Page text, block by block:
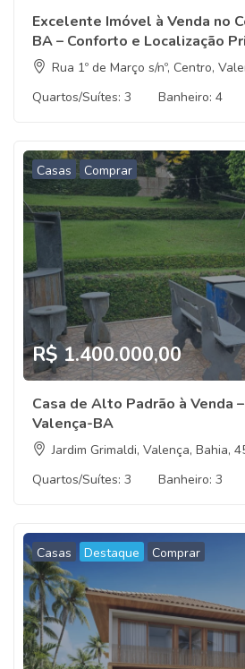
Excelente Imóvel à Venda no
BA – Conforto e Localização
Rua 1º de Março s/nº, Centro,
Quartos/Suítes: 3 Banheiro: 4
Casas Comprar
R$ 1.400.000,00
Casa de Alto Padrão à Venda
Valença-BA
Jardim Grimaldi, Valença, Bahia,
Quartos/Suítes: 3 Banheiro: 3
Casas Destaque Comprar